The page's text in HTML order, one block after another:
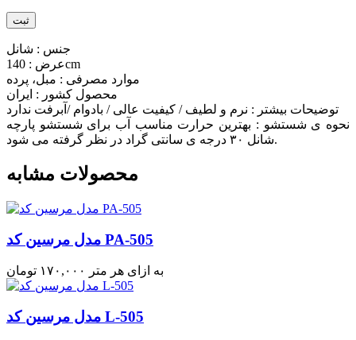
جنس : شانل
عرض : 140cm
موارد مصرفی : مبل، پرده
محصول کشور : ایران
توضیحات بیشتر : نرم و لطیف / کیفیت عالی / بادوام /آبرفت ندارد
نحوه ی شستشو : بهترین حرارت مناسب آب برای شستشو پارچه
شانل ۳۰ درجه ی سانتی گراد در نظر گرفته می شود.
محصولات مشابه
مدل مرسین کد PA-505
۱۷۰,۰۰۰ تومان به ازای هر متر
مدل مرسین کد L-505